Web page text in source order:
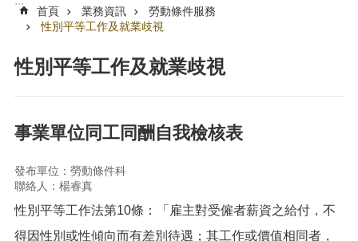
識
局
通
訊
業
務
訊
首頁 業務資訊
勞動條件服務
性別平等工作及就業歧視
性別平等工作及就業歧視
事業單位同工同酬自我檢核表
發布單位：勞動條件科
聯絡人：楊睿真
性別平等工作法第10條：「雇主對受僱者薪資之給付，不
得因性別或性傾向而有差別待遇；其工作或價值相同者，